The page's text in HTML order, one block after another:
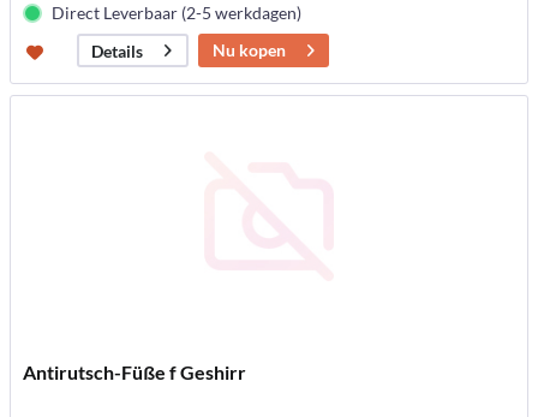
Direct Leverbaar (2-5 werkdagen)
Details
Nu kopen
Antirutsch-Füße f Geshirr